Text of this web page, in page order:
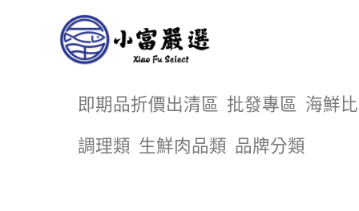
即期品折價出清區 批發專區 海鮮
調理類 生鮮肉品類 品牌分類